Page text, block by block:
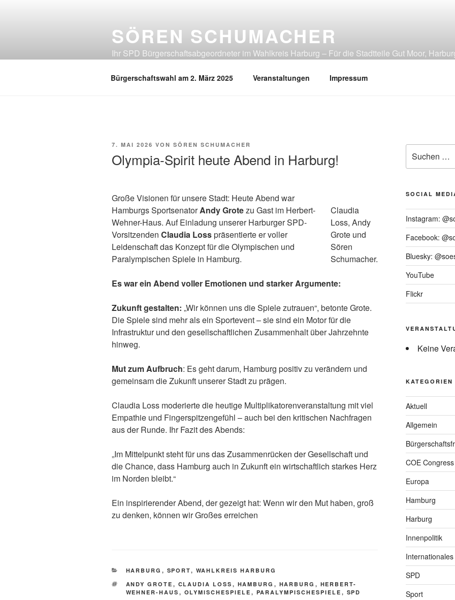
SÖREN SCHUMACHER
Ihr SPD Bürgerschaftsabgeordneter im Wahlkreis Harburg – Für die Stadtteile Gut Moor,
Bürgerschaftswahl am 2. März 2025 Veranstaltungen Impressum
VERÖFFENTLICHT
7. MAI 2026 VON SÖREN SCHUMACHER
Olympia-Spirit heute Abend in Harburg!
Claudia
Loss, Andy
Grote und
Sören
Schumacher.
Große Visionen für unsere Stadt: Heute Abend war
Hamburgs SportsenatorAndy Grotezu Gast im Herbert-
Wehner-Haus. Auf Einladung unserer Harburger SPD-
Vorsitzenden Claudia Losspräsentierte er voller
Leidenschaft das Konzept für die Olympischen und
Paralympischen Spiele in Hamburg.
Es war ein Abend voller Emotionen und starker Argumente:
Zukunft gestalten: „Wir können uns die Spiele zutrauen“, betonte Grote.
Die Spiele sind mehr als ein Sportevent – sie sind ein Motor für die
Infrastruktur und den gesellschaftlichen Zusammenhalt über Jahrzehnte
hinweg.
Mut zum Aufbruch: Es geht darum, Hamburg positiv zu verändern und
gemeinsam die Zukunft unserer Stadt zu prägen.
Claudia Loss moderierte die heutige Multiplikatorenveranstaltung mit viel
Empathie und Fingerspitzengefühl – auch bei den kritischen Nachfragen
aus der Runde. Ihr Fazit des Abends:
„Im Mittelpunkt steht für uns das Zusammenrücken der Gesellschaft und
die Chance, dass Hamburg auch in Zukunft ein wirtschaftlich starkes Herz
im Norden bleibt.“
Ein inspirierender Abend, der gezeigt hat: Wenn wir den Mut haben, groß
zu denken, können wir Großes erreichen
KATEGORIEN
HARBURG , SPORT, WAHLKREIS HARBURG
SCHLAGWÖRTER
ANDY GROTE , CLAUDIA LOSS , HAMBURG , HARBURG , HERBERT-
WEHNER-HAUS , OLYMISCHESPIELE , PARALYMPISCHESPIELE , SPD
nach:
SOCIAL
Instagram:
Facebook:
Bluesky:
YouTube
Flickr
Keine
KATEGORIEN
Aktuell
Allgemein
COE Congress
Europa
Hamburg
Harburg
Innenpolitik
Internationales
SPD
Sport